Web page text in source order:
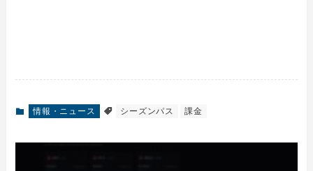
情報・ニュース シーズンパス 課金